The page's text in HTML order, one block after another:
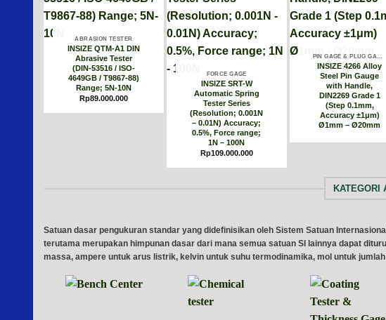
ABRASION TESTER
INSIZE QTM-A1 DIN
Abrasive Tester
(DIN-53516 / ISO-
4649GB / T9867-88)
Range; 5N-10N
Rp89.000.000
FORCE GAGE
INSIZE SRT-W
Automatic Spring
Tester Series
(Resolution; 0.001N
– 0.01N) Accuracy;
0.5%, Force range;
1N – 100N
Rp109.000.000
PIN GAGE & PLUG GAUGE
INSIZE 4266 Alloy
Steel Pin Gauge
with Handle,
DIN2269 Grade 1
(Step 0.1mm,
Accuracy ±1μm)
Ø1mm – Ø20mm
KATEGORI
Satuan dasar pengukuran standar yang didefinisikan oleh Sistem Satuan
terutama merupakan himpunan dasar dari mana semua satuan SI lainnya dapat
massa, ampere untuk arus listrik, kelvin untuk suhu termodinamika, mol untuk